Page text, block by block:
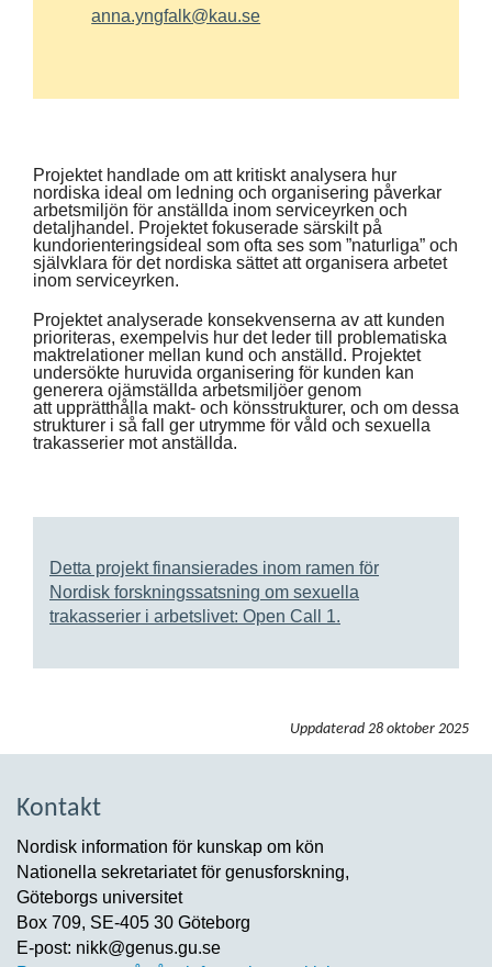
Projektet handlade om att kritiskt analysera hur
nordiska ideal om ledning och organisering påverkar
arbetsmiljön för anställda inom serviceyrken och
detaljhandel. Projektet fokuserade särskilt på
kundorienteringsideal som ofta ses som ”naturliga” och
självklara för det nordiska sättet att organisera arbetet
inom serviceyrken.
Projektet analyserade konsekvenserna av att kunden
prioriteras, exempelvis hur det leder till problematiska
maktrelationer mellan kund och anställd. Projektet
undersökte huruvida organisering för kunden kan
generera ojämställda arbetsmiljöer genom
att upprätthålla makt- och könsstrukturer, och om dessa
strukturer i så fall ger utrymme för våld och sexuella
trakasserier mot anställda.
Detta projekt finansierades inom ramen för
Nordisk forskningssatsning om sexuella
trakasserier i arbetslivet: Open Call 1.
anna.yngfalk@kau.se
Uppdaterad 28 oktober 2025
Kontakt
Nordisk information för kunskap om kön
Nationella sekretariatet för genusforskning,
Göteborgs universitet
Box 709, SE-405 30 Göteborg
E-post: nikk@genus.gu.se